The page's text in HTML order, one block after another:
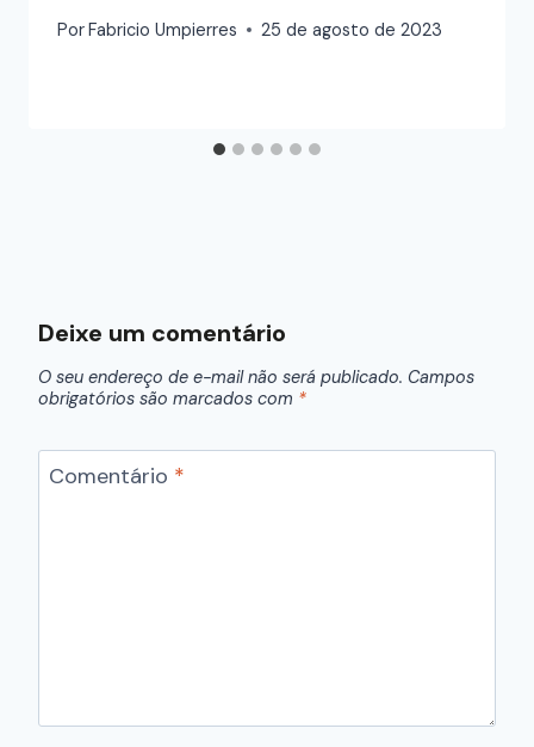
PorFabricio Umpierres 25 de agosto de 2023
Deixe um comentário
O seu endereço de e-mail não será publicado. Campos
obrigatórios são marcados com *
Comentário *